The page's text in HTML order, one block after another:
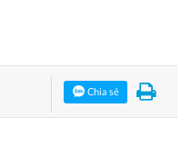
Chia sẻ